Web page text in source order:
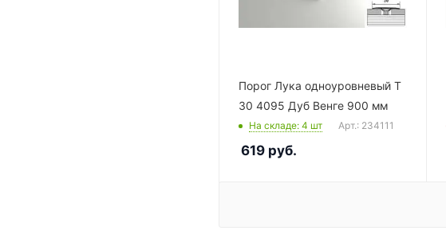
Порог Лука одноуровневый Т
30 4095 Дуб Венге 900 мм
На складе: 4 шт Арт.: 234111
619 руб.